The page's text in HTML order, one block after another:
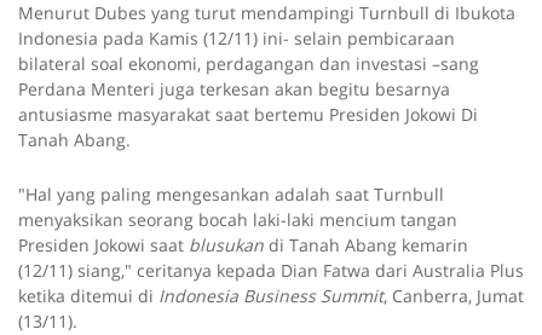
Menurut Dubes yang turut mendampingi Turnbull di Ibukota
Indonesia pada Kamis (12/11) ini- selain pembicaraan
bilateral soal ekonomi, perdagangan dan investasi –sang
Perdana Menteri juga terkesan akan begitu besarnya
antusiasme masyarakat saat bertemu Presiden Jokowi Di
Tanah Abang.
"Hal yang paling mengesankan adalah saat Turnbull
menyaksikan seorang bocah laki-laki mencium tangan
Presiden Jokowi saat blusukan di Tanah Abang kemarin
(12/11) siang," ceritanya kepada Dian Fatwa dari Australia Plus
ketika ditemui di Indonesia Business Summit, Canberra, Jumat
(13/11).